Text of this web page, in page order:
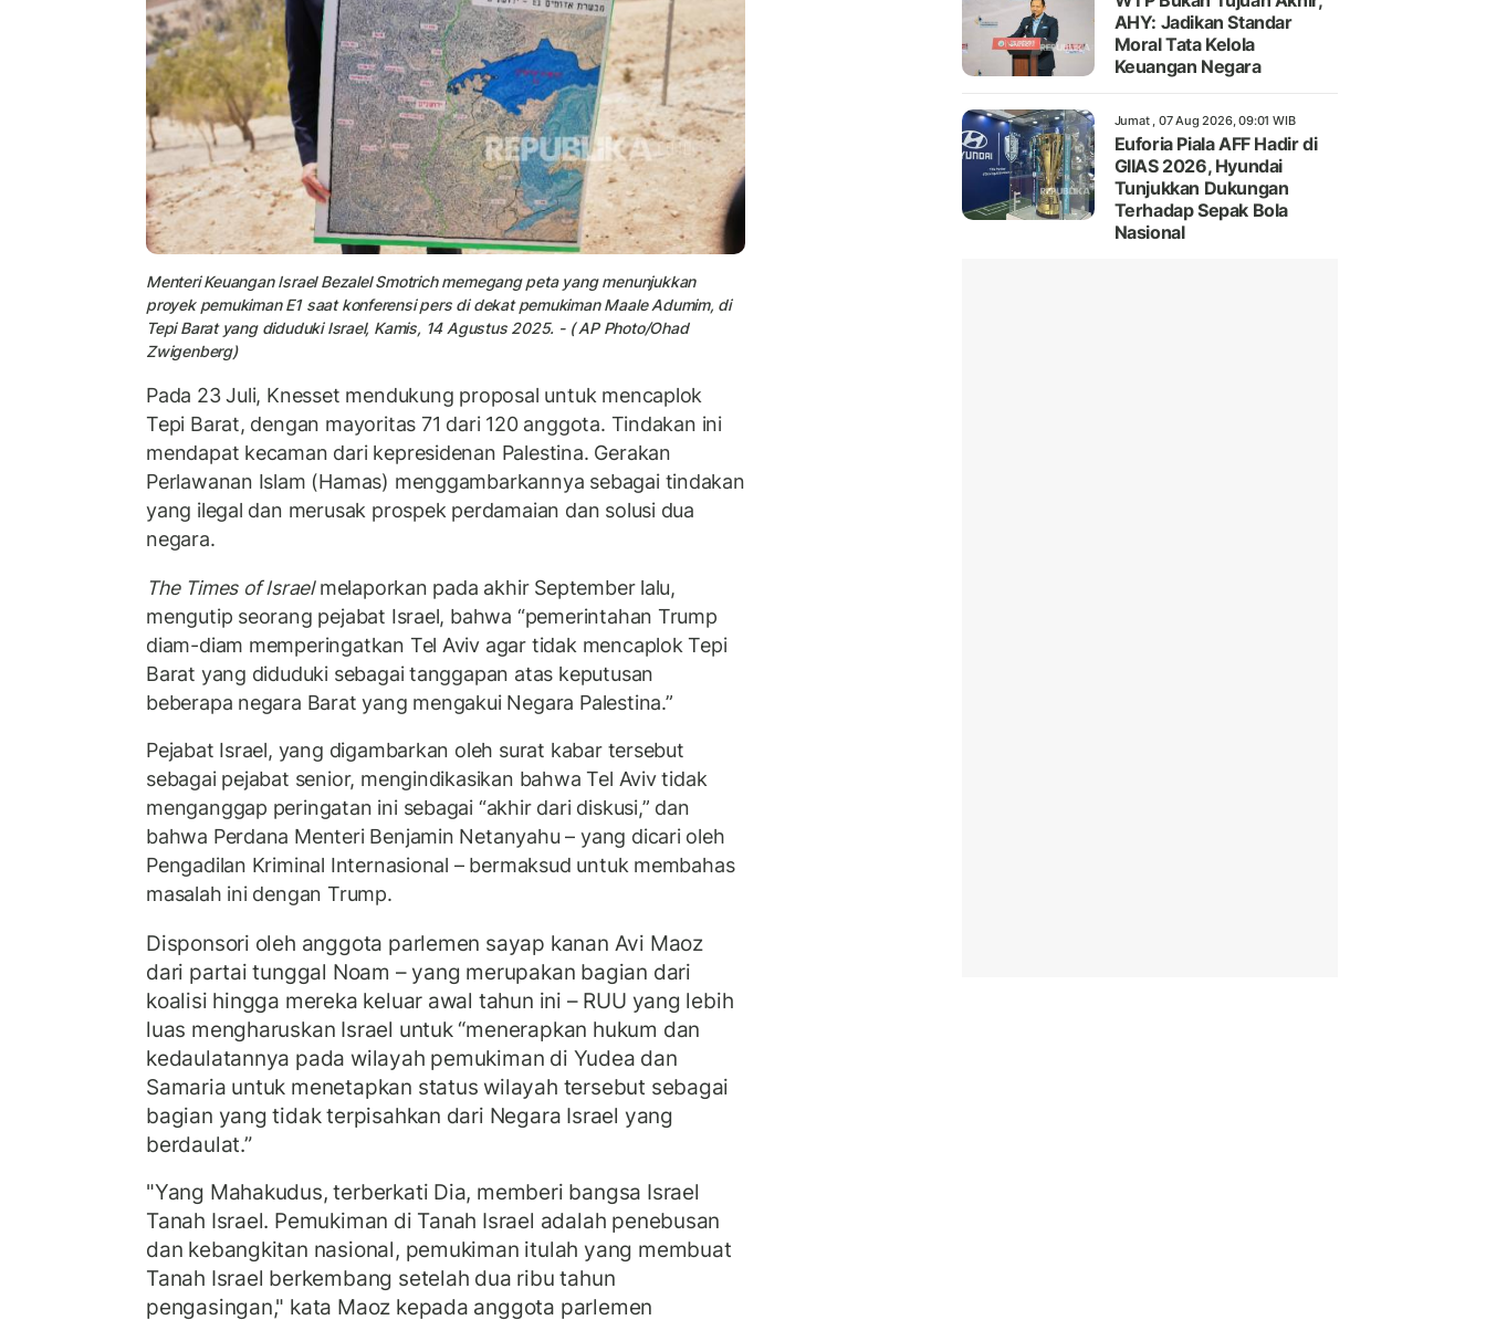
Menteri Keuangan Israel Bezalel Smotrich memegang peta yang menunjukkan
proyek pemukiman E1 saat konferensi pers di dekat pemukiman Maale Adumim, di
Tepi Barat yang diduduki Israel, Kamis, 14 Agustus 2025. - ( AP Photo/Ohad
Zwigenberg)
Pada 23 Juli, Knesset mendukung proposal untuk mencaplok
Tepi Barat, dengan mayoritas 71 dari 120 anggota. Tindakan ini
mendapat kecaman dari kepresidenan Palestina. Gerakan
Perlawanan Islam (Hamas) menggambarkannya sebagai tindakan
yang ilegal dan merusak prospek perdamaian dan solusi dua
negara.
The Times of Israelmelaporkan pada akhir September lalu,
mengutip seorang pejabat Israel, bahwa “pemerintahan Trump
diam-diam memperingatkan Tel Aviv agar tidak mencaplok Tepi
Barat yang diduduki sebagai tanggapan atas keputusan
beberapa negara Barat yang mengakui Negara Palestina.”
Pejabat Israel, yang digambarkan oleh surat kabar tersebut
sebagai pejabat senior, mengindikasikan bahwa Tel Aviv tidak
menganggap peringatan ini sebagai “akhir dari diskusi,” dan
bahwa Perdana Menteri Benjamin Netanyahu – yang dicari oleh
Pengadilan Kriminal Internasional – bermaksud untuk membahas
masalah ini dengan Trump.
Disponsori oleh anggota parlemen sayap kanan Avi Maoz
dari partai tunggal Noam – yang merupakan bagian dari
koalisi hingga mereka keluar awal tahun ini – RUU yang lebih
luas mengharuskan Israel untuk “menerapkan hukum dan
kedaulatannya pada wilayah pemukiman di Yudea dan
Samaria untuk menetapkan status wilayah tersebut sebagai
bagian yang tidak terpisahkan dari Negara Israel yang
berdaulat.”
"Yang Mahakudus, terberkati Dia, memberi bangsa Israel
Tanah Israel. Pemukiman di Tanah Israel adalah penebusan
dan kebangkitan nasional, pemukiman itulah yang membuat
Tanah Israel berkembang setelah dua ribu tahun
pengasingan," kata Maoz kepada anggota parlemen
AHY: Jadikan Standar
Moral Tata Kelola
Keuangan Negara
Jumat , 07 Aug 2026, 09:01 WIB
Euforia Piala AFF Hadir di
GIIAS 2026, Hyundai
Tunjukkan Dukungan
Terhadap Sepak Bola
Nasional